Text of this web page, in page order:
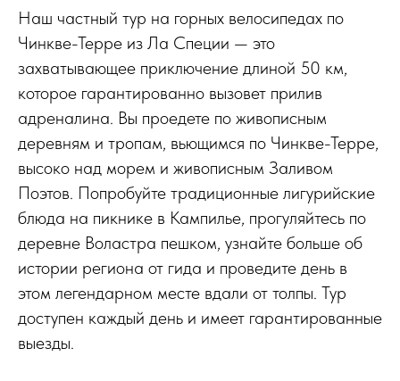
Наш частный тур на горных велосипедах по
Чинкве-Терре из Ла Специи — это
захватывающее приключение длиной 50 км,
которое гарантированно вызовет прилив
адреналина. Вы проедете по живописным
деревням и тропам, вьющимся по Чинкве-Терре,
высоко над морем и живописным Заливом
Поэтов. Попробуйте традиционные лигурийские
блюда на пикнике в Кампилье, прогуляйтесь по
деревне Воластра пешком, узнайте больше об
истории региона от гида и проведите день в
этом легендарном месте вдали от толпы. Тур
доступен каждый день и имеет гарантированные
выезды.